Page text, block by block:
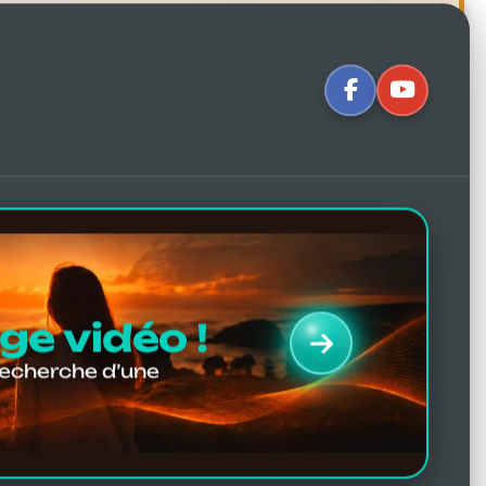
vidéo !
d’une